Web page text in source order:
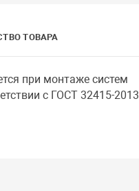
ТОВАРА
при монтаже систем
с ГОСТ 32415-2013